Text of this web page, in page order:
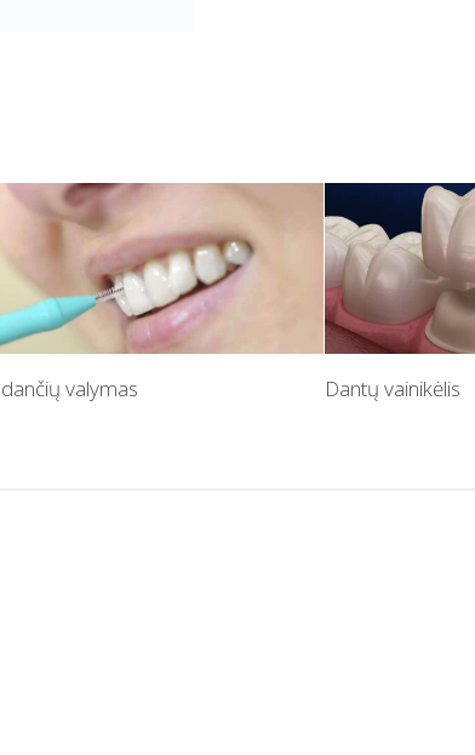
valymas Dantų vainikėlis